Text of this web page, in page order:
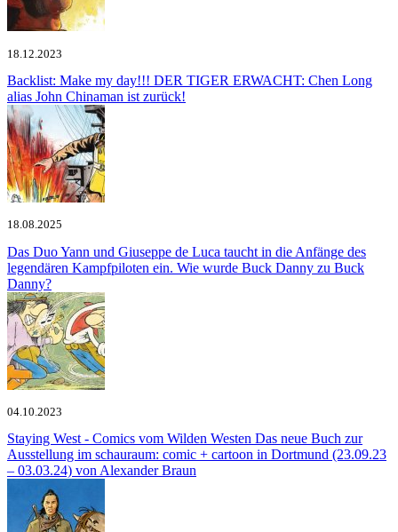
18.12.2023
Backlist: Make my day!!! DER TIGER ERWACHT: Chen Long
alias John Chinaman ist zurück!
18.08.2025
Das Duo Yann und Giuseppe de Luca taucht in die Anfänge des
legendären Kampfpiloten ein. Wie wurde Buck Danny zu Buck
Danny?
04.10.2023
Staying West - Comics vom Wilden Westen Das neue Buch zur
Ausstellung im schauraum: comic + cartoon in Dortmund (23.09.23
– 03.03.24) von Alexander Braun